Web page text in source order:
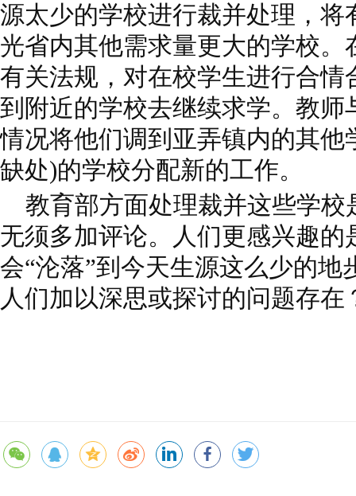
源太少的学校进行裁并处理，将
光省内其他需求量更大的学校
有关法规，对在校学生进行合情
到附近的学校去继续求学。教师
情况将他们调到亚弄镇内的其他
缺处)的学校分配新的工作。
教育部方面处理裁并这些学校
无须多加评论。人们更感兴趣
会“沦落”到今天生源这么少的地
人们加以深思或探讨的问题存在